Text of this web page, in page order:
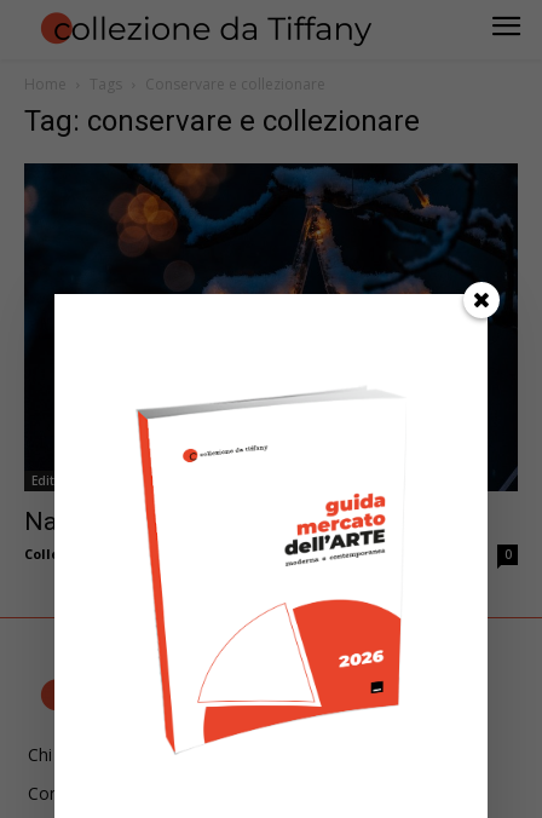
Home Tags Conservare e collezionare
Tag: conservare e collezionare
Editoriale
Natale 2021: il nostro regalo per voi…
Collezione da Tiffany Dicembre 25, 2021 0
Chi siamo
Contatti